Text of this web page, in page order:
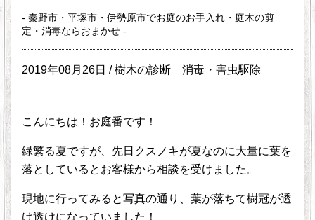
- 秦野市・平塚市・伊勢原市でお庭のお手入れ・庭木の剪
定・消毒ならおまかせ -
2019年08月26日 /樹木の診断 消毒・害虫駆除
こんにちは！お庭番です！
緑繁る夏ですが、先日クスノキが夏なのに大量に葉を
落としているとお客様から相談を受けました。
現地に行ってみると写真の通り、葉が落ちて樹冠が透
け透けになっていました！